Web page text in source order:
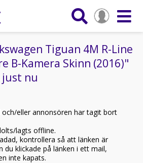
Tiguan 4M R-Line
B-Kamera Skinn (2016)"
nu
och/eller annonsören har tagit bort
lagts offline.
kontrollera så att länken är
du klickade på länken i ett mail,
inte kapats.